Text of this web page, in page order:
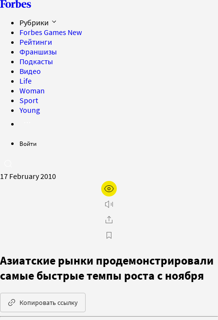
Рубрики
Forbes Games New
Рейтинги
Франшизы
Подкасты
Видео
Life
Woman
Sport
Young
Войти
17 February 2010
Азиатские рынки продемонстрировали
самые быстрые темпы роста с ноября
Копировать ссылку